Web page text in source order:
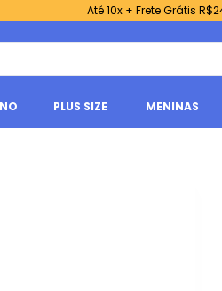
Até 10x + Frete Grátis
PLUS SIZE MENINAS